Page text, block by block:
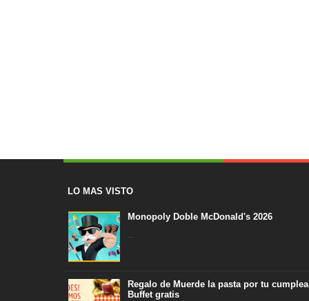
LO MAS VISTO
Monopoly Doble McDonald's 2026
Regalo de Muerde la pasta por tu
Buffet gratis